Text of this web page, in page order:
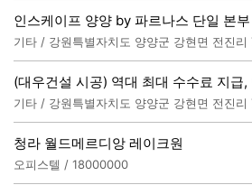
인스케이프 양양 by 파르나스 단일 본부
기타 / 강원특별자치도 양양군 강현면 전진
기타 / 강원특별자치도 양양군 강현면 전진
청라 월드메르디앙 레이크원
오피스텔 / 18000000